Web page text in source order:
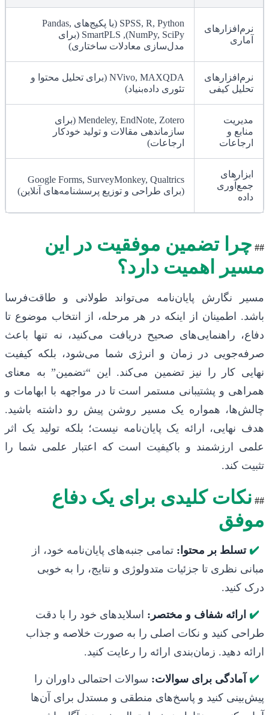
نرم‌افزارهای
آماری
SPSS, R, Python (با پکیج‌های Pandas,
NumPy, SciPy), SmartPLS (برای
مدل‌سازی معادلات ساختاری)
نرم‌افزارهای
تحلیل کیفی
NVivo, MAXQDA (برای تحلیل محتوا و
تئوری داده‌بنیاد)
مدیریت
منابع و
ارجاعات
Mendeley, EndNote, Zotero (برای
سازماندهی مقالات و تولید خودکار
ارجاعات)
ابزارهای
جمع‌آوری
داده
Google Forms, SurveyMonkey, Qualtrics
(برای طراحی و توزیع پرسشنامه‌های آنلاین)
## چرا تضمین موفقیت در این
مسیر اهمیت دارد؟
مسیر نگارش پایان‌نامه می‌تواند طولانی و طاقت‌فرسا
باشد. اطمینان از اینکه در هر مرحله، از انتخاب موضوع تا
دفاع، راهنمایی‌های صحیح دریافت می‌کنید، نه تنها باعث
صرفه‌جویی در زمان و انرژی شما می‌شود، بلکه کیفیت
نهایی کار را نیز تضمین می‌کند. این “تضمین” به معنای
همراهی و پشتیبانی مستمر است تا در مواجهه با ابهامات و
چالش‌ها، همواره یک مسیر روشن پیش رو داشته باشید.
هدف نهایی، ارائه یک پایان‌نامه نیست؛ بلکه تولید یک اثر
علمی ارزشمند و باکیفیت است که اعتبار علمی شما را
تثبیت کند.
## نکات کلیدی برای یک دفاع
موفق
✔️ تسلط بر محتوا: تمامی جنبه‌های پایان‌نامه خود، از
مبانی نظری تا جزئیات متدولوژی و نتایج، را به خوبی
درک کنید.
✔️ ارائه شفاف و مختصر: اسلایدهای خود را با دقت
طراحی کنید و نکات اصلی را به صورت خلاصه و جذاب
ارائه دهید. زمان‌بندی ارائه را رعایت کنید.
✔️ آمادگی برای سوالات: سوالات احتمالی داوران را
پیش‌بینی کنید و پاسخ‌های منطقی و مستدل برای آن‌ها